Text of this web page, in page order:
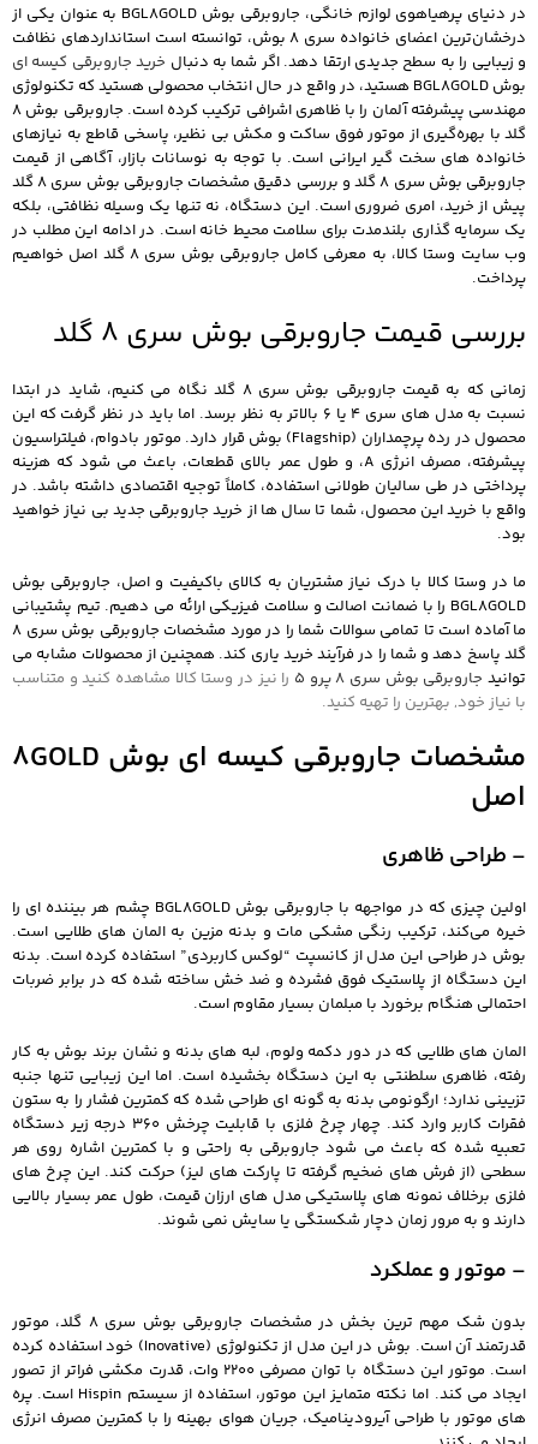
در دنیای پرهیاهوی لوازم خانگی، جاروبرقی بوش BGL8GOLD به عنوان یکی از
درخشان‌ترین اعضای خانواده سری 8 بوش، توانسته است استانداردهای نظافت
و زیبایی را به سطح جدیدی ارتقا دهد. اگر شما به دنبال خرید جاروبرقی کیسه ای
بوش BGL8GOLD هستید، در واقع در حال انتخاب محصولی هستید که تکنولوژی
مهندسی پیشرفته آلمان را با ظاهری اشرافی ترکیب کرده است. جاروبرقی بوش 8
گلد با بهره‌گیری از موتور فوق‌ ساکت و مکش بی‌ نظیر، پاسخی قاطع به نیازهای
خانواده‌ های سخت‌ گیر ایرانی است. با توجه به نوسانات بازار، آگاهی از قیمت
جاروبرقی بوش سری 8 گلد و بررسی دقیق مشخصات جاروبرقی بوش سری 8 گلد
پیش از خرید، امری ضروری است. این دستگاه، نه تنها یک وسیله نظافتی، بلکه
یک سرمایه‌ گذاری بلندمدت برای سلامت محیط خانه است. در ادامه این مطلب در
وب‌ سایت وستا کالا، به معرفی کامل جاروبرقی بوش سری 8 گلد اصل خواهیم
پرداخت.
بررسی قیمت جاروبرقی بوش سری 8 گلد
زمانی که به قیمت جاروبرقی بوش سری 8 گلد نگاه می‌ کنیم، شاید در ابتدا
نسبت به مدل‌ های سری 4 یا 6 بالاتر به نظر برسد. اما باید در نظر گرفت که این
محصول در رده پرچمداران (Flagship) بوش قرار دارد. موتور بادوام، فیلتراسیون
پیشرفته، مصرف انرژی A، و طول عمر بالای قطعات، باعث می‌ شود که هزینه
پرداختی در طی سالیان طولانی استفاده، کاملاً توجیه اقتصادی داشته باشد. در
واقع با خرید این محصول، شما تا سال‌ ها از خرید جاروبرقی جدید بی‌ نیاز خواهید
بود.
ما در وستا کالا با درک نیاز مشتریان به کالای باکیفیت و اصل، جاروبرقی بوش
BGL8GOLD را با ضمانت اصالت و سلامت فیزیکی ارائه می‌ دهیم. تیم پشتیبانی
ما آماده است تا تمامی سوالات شما را در مورد مشخصات جاروبرقی بوش سری 8
گلد پاسخ دهد و شما را در فرآیند خرید یاری کند. همچنین از محصولات مشابه می
توانید جاروبرقی بوش سری 8 پرو 5
را نیز در وستا کالا مشاهده کنید و متناسب
با نیاز خود, بهترین را تهیه کنید.
مشخصات جاروبرقی کیسه ای بوش 8GOLD
اصل
– طراحی ظاهری
اولین چیزی که در مواجهه با جاروبرقی بوش BGL8GOLD چشم هر بیننده‌ ای را
خیره می‌کند، ترکیب رنگی مشکی مات و بدنه مزین به المان‌ های طلایی است.
بوش در طراحی این مدل از کانسپت “لوکس کاربردی” استفاده کرده است. بدنه
این دستگاه از پلاستیک فوق‌ فشرده و ضد خش ساخته شده که در برابر ضربات
احتمالی هنگام برخورد با مبلمان بسیار مقاوم است.
المان‌ های طلایی که در دور دکمه ولوم، لبه‌ های بدنه و نشان برند بوش به کار
رفته، ظاهری سلطنتی به این دستگاه بخشیده است. اما این زیبایی تنها جنبه
تزیینی ندارد؛ ارگونومی بدنه به گونه‌ ای طراحی شده که کمترین فشار را به ستون
فقرات کاربر وارد کند. چهار چرخ فلزی با قابلیت چرخش 360 درجه زیر دستگاه
تعبیه شده که باعث می‌ شود جاروبرقی به راحتی و با کمترین اشاره روی هر
سطحی (از فرش‌ های ضخیم گرفته تا پارکت‌ های لیز) حرکت کند. این چرخ‌ های
فلزی برخلاف نمونه‌ های پلاستیکی مدل‌ های ارزان‌ قیمت، طول عمر بسیار بالایی
دارند و به مرور زمان دچار شکستگی یا سایش نمی‌ شوند.
– موتور و عملکرد
بدون شک مهم‌ ترین بخش در مشخصات جاروبرقی بوش سری 8 گلد، موتور
قدرتمند آن است. بوش در این مدل از تکنولوژی (Inovative) خود استفاده کرده
است. موتور این دستگاه با توان مصرفی 2200 وات، قدرت مکشی فراتر از تصور
ایجاد می‌ کند. اما نکته متمایز این موتور، استفاده از سیستم Hispin است. پره‌
های موتور با طراحی آیرودینامیک، جریان هوای بهینه را با کمترین مصرف انرژی